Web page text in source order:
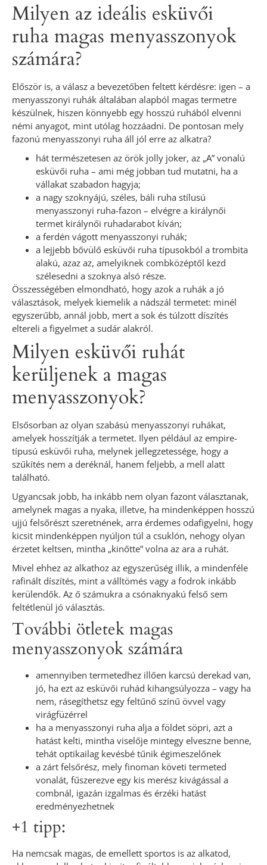
Milyen az ideális esküvői
ruha magas menyasszonyok
számára?
Először is, a válasz a bevezetőben feltett kérdésre: igen – a
menyasszonyi ruhák általában alapból magas termetre
készülnek, hiszen könnyebb egy hosszú ruhából elvenni
némi anyagot, mint utólag hozzáadni. De pontosan mely
fazonú menyasszonyi ruha áll jól erre az alkatra?
hát természetesen az örök jolly joker, az „A” vonalú
esküvői ruha – ami még jobban tud mutatni, ha a
vállakat szabadon hagyja;
a nagy szoknyájú, széles, báli ruha stílusú
menyasszonyi ruha-fazon – elvégre a királynői
termet királynői ruhadarabot kíván;
a ferdén vágott menyasszonyi ruhák;
a lejjebb bővülő esküvői ruha típusokból a trombita
alakú, azaz az, amelyiknek combközéptől kezd
szélesedni a szoknya alsó része.
Összességében elmondható, hogy azok a ruhák a jó
választások, melyek kiemelik a nádszál termetet: minél
egyszerűbb, annál jobb, mert a sok és túlzott díszítés
eltereli a figyelmet a sudár alakról.
Milyen esküvői ruhát
kerüljenek a magas
menyasszonyok?
Elsősorban az olyan szabású menyasszonyi ruhákat,
amelyek hosszítják a termetet. Ilyen például az empire-
típusú esküvői ruha, melynek jellegzetessége, hogy a
szűkítés nem a deréknál, hanem feljebb, a mell alatt
található.
Ugyancsak jobb, ha inkább nem olyan fazont választanak,
amelynek magas a nyaka, illetve, ha mindenképpen hosszú
ujjú felsőrészt szeretnének, arra érdemes odafigyelni, hogy
kicsit mindenképpen nyúljon túl a csuklón, nehogy olyan
érzetet keltsen, mintha „kinőtte” volna az ara a ruhát.
Mivel ehhez az alkathoz az egyszerűség illik, a mindenféle
rafinált díszítés, mint a válltömés vagy a fodrok inkább
kerülendők. Az ő számukra a csónaknyakú felső sem
feltétlenül jó választás.
További ötletek magas
menyasszonyok számára
amennyiben termetedhez illően karcsú derekad van,
jó, ha ezt az esküvői ruhád kihangsúlyozza – vagy ha
nem, rásegíthetsz egy feltűnő színű övvel vagy
virágfüzérrel
ha a menyasszonyi ruha alja a földet söpri, azt a
hatást kelti, mintha viselője mintegy elveszne benne,
tehát optikailag kevésbé tűnik égimeszelőnek
a zárt felsőrész, mely finoman követi termeted
vonalát, fűszerezve egy kis merész kivágással a
combnál, igazán izgalmas és érzéki hatást
eredményezhetnek
+1 tipp:
Ha nemcsak magas, de emellett sportos is az alkatod,